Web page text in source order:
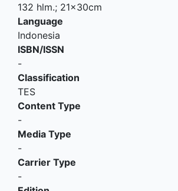
132 hlm.; 21x30cm
Language
Indonesia
ISBN/ISSN
-
Classification
TES
Content Type
-
Media Type
-
Carrier Type
-